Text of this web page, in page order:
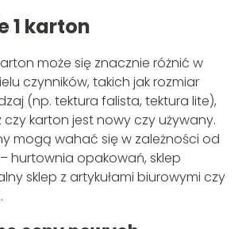
1 karton
może się znacznie różnić w
czynników, takich jak rozmiar
(np. tektura falista, tektura lite),
karton jest nowy czy używany.
mogą wahać się w zależności od
hurtownia opakowań, sklep
sklep z artykułami biurowymi czy